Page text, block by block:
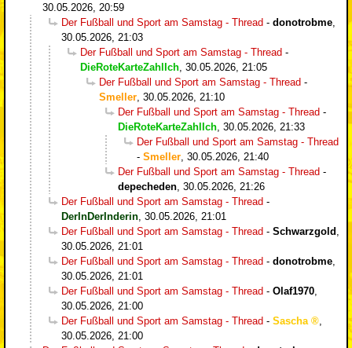
30.05.2026, 20:59
Der Fußball und Sport am Samstag - Thread - donotrobme,
30.05.2026, 21:03
Der Fußball und Sport am Samstag - Thread -
DieRoteKarteZahlIch, 30.05.2026, 21:05
Der Fußball und Sport am Samstag - Thread -
Smeller, 30.05.2026, 21:10
Der Fußball und Sport am Samstag - Thread -
DieRoteKarteZahlIch, 30.05.2026, 21:33
Der Fußball und Sport am Samstag - Thread
- Smeller, 30.05.2026, 21:40
Der Fußball und Sport am Samstag - Thread -
depecheden, 30.05.2026, 21:26
Der Fußball und Sport am Samstag - Thread -
DerInDerInderin, 30.05.2026, 21:01
Der Fußball und Sport am Samstag - Thread - Schwarzgold ,
30.05.2026, 21:01
Der Fußball und Sport am Samstag - Thread - donotrobme,
30.05.2026, 21:01
Der Fußball und Sport am Samstag - Thread - Olaf1970,
30.05.2026, 21:00
Der Fußball und Sport am Samstag - Thread - Sascha
,
30.05.2026, 21:00